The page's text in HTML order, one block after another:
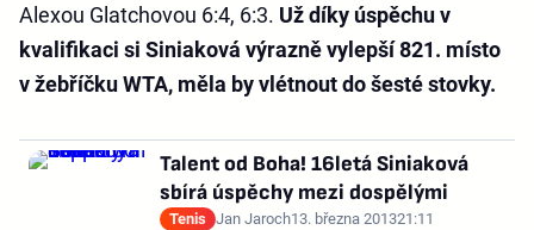
Alexou Glatchovou 6:4, 6:3. Už díky úspěchu v
kvalifikaci si Siniaková výrazně vylepší 821. místo
v žebříčku WTA, měla by vlétnout do šesté stovky.
Talent od Boha! 16letá Siniaková
sbírá úspěchy mezi dospělými
Tenis Jan Jaroch13. března 201321:11